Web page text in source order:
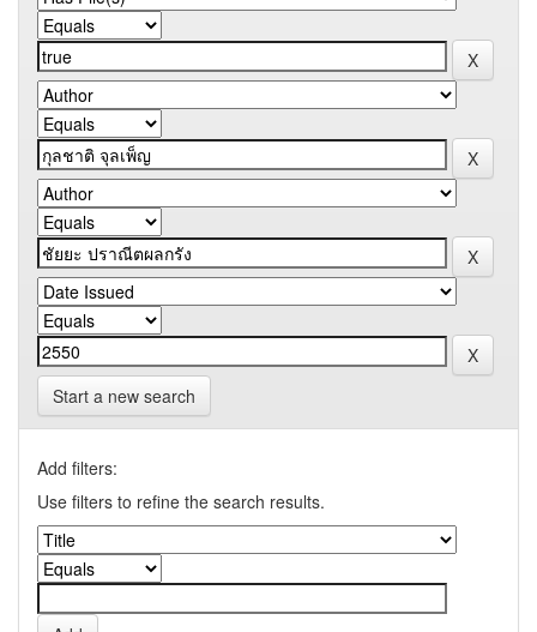
Start a new search
Add filters:
Use filters to refine the search results.